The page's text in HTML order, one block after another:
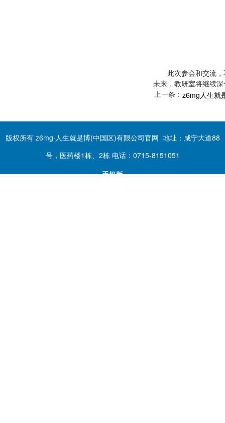
此次参会和交流
未来，教研室将继续
上一条： z6mg人生就
版权所有 z6mg·人生就是博(中国区)有限公司官网 地址：咸宁大道88
号，医药楼1栋、2栋 电话：0715-8151051
手机版